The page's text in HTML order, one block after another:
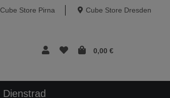
Cube Store Pirna Cube Store Dresden
0,00 €
Dienstrad